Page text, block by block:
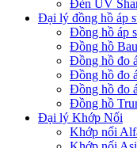
Đèn UV
Đại lý đồng hồ áp
Đồng hồ áp
Đồng hồ
Đồng hồ đo
Đồng hồ đo
Đồng hồ đo
Đồng hồ
Đại lý Khớp Nối
Khớp nối